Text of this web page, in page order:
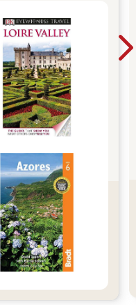
上全程微笑。
個邏輯大概只比用頭痛藥
我的頭還是繼續痛。
是「寫作文」了。別看我
作文教學哪裡不合乎寫作
沒有這麼高層次的困擾，
文偏偏都是字。所以直到
怎麼寫的。
去了九族文化村，學到很
。」
表演，認識了很多原住民
化。」